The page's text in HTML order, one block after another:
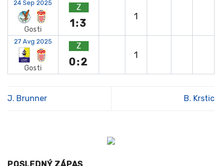
24 Sep 2025
Gosti
Z
1:3
1
27 Avg 2025
Gosti
Z
0:2
1
J. Brunner B. Krstic
POSLEDNÝ ZÁPAS